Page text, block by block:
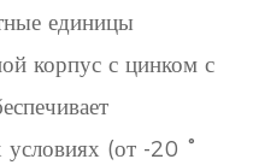
единицы
корпус с цинком с
условиях (от -20 °